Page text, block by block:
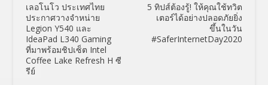
เลอโนโว ประเทศไทย
ประกาศวางจำหน่าย
Legion Y540 และ
IdeaPad L340 Gaming
ที่มาพร้อมชิปเซ็ต Intel
Coffee Lake Refresh H ซี
รีย์
5 ทิปส์ต้องรู้! ให้คุณใช้ทวิต
เตอร์ได้อย่างปลอดภัยยิ่ง
ขึ้นในวัน
#SaferInternetDay2020